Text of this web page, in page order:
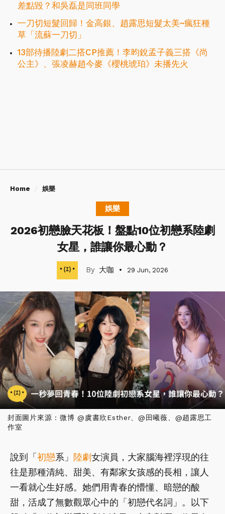
差點毀？和吳磊是同班同學
一刀切短髮回歸！金高銀、趙露思短髮太美~瘋狂種
草「流蘇一刀切」
13部待播陸劇二搭CP推薦！李昀銳孟子義三搭《尚
公主》、張凌赫趙今麥《櫻桃琥珀》未播先火
Home 娛樂
娛樂
2026初戀臉天花板！盤點10位初戀系陸劇
女星，誰讓你最心動？
大咖 29 Jun, 2026
封面圖片來源 : 微博 @虞書欣Esther、@田曦薇、@趙露思工
作室
說到「 初戀系」 陸劇女演員，大家腦海裡浮現的往
往是那種清純、甜美、有鄰家女孩感的長相，讓人
一看就心生好感。她們用青春的懵懂、暗戀的酸
甜，活成了無數觀眾心中的「初戀代名詞」。以下